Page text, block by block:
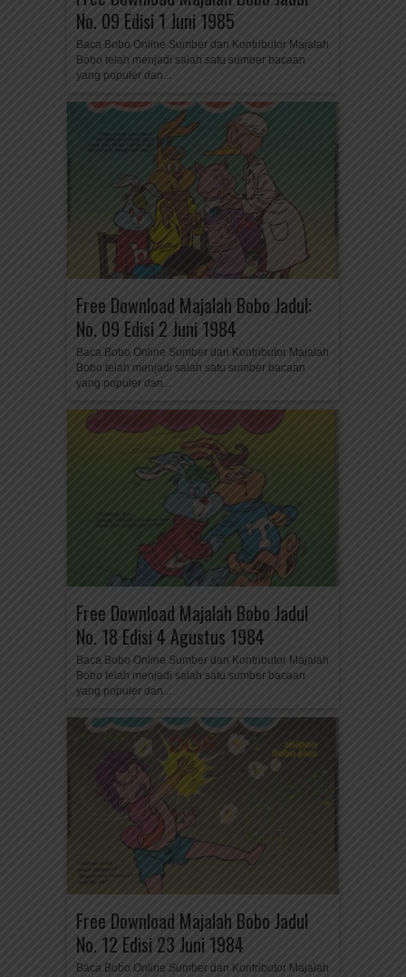
No. 09 Edisi 1 Juni 1985
Baca Bobo Online Sumber dan Kontributor Majalah
Bobo telah menjadi salah satu sumber bacaan
yang populer dan...
Free Download Majalah Bobo Jadul:
No. 09 Edisi 2 Juni 1984
Baca Bobo Online Sumber dan Kontributor Majalah
Bobo telah menjadi salah satu sumber bacaan
yang populer dan...
Free Download Majalah Bobo Jadul
No. 18 Edisi 4 Agustus 1984
Baca Bobo Online Sumber dan Kontributor Majalah
Bobo telah menjadi salah satu sumber bacaan
yang populer dan...
Free Download Majalah Bobo Jadul
No. 12 Edisi 23 Juni 1984
Baca Bobo Online Sumber dan Kontributor Majalah